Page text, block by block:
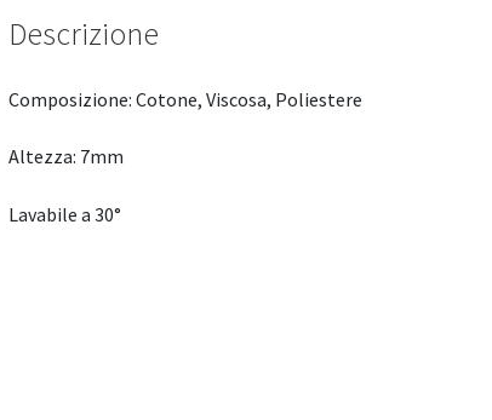
Descrizione
Composizione: Cotone, Viscosa, Poliestere
Altezza: 7mm
Lavabile a 30°